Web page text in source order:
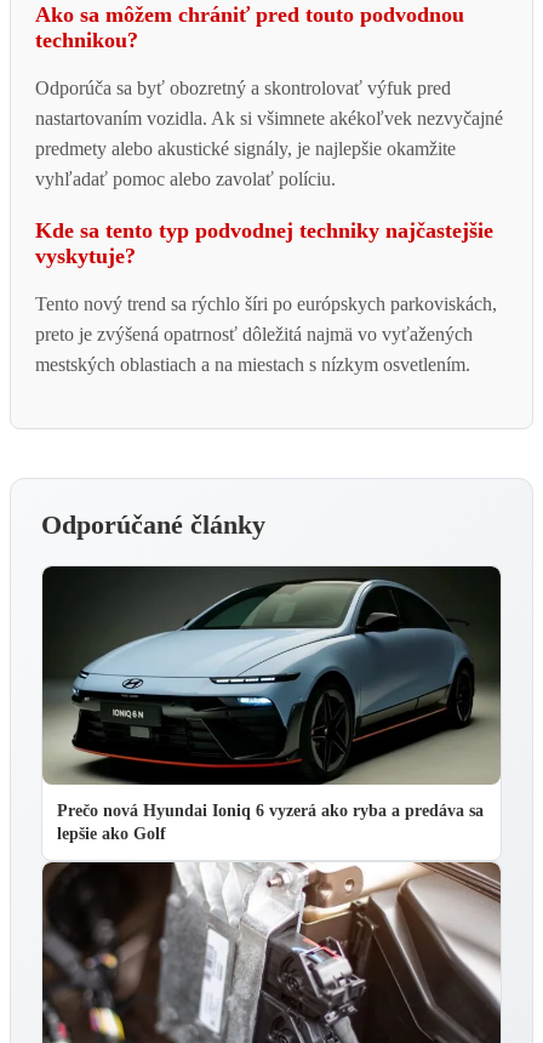
Ako sa môžem chrániť pred touto podvodnou
technikou?
Odporúča sa byť obozretný a skontrolovať výfuk pred
nastartovaním vozidla. Ak si všimnete akékoľvek nezvyčajné
predmety alebo akustické signály, je najlepšie okamžite
vyhľadať pomoc alebo zavolať políciu.
Kde sa tento typ podvodnej techniky najčastejšie
vyskytuje?
Tento nový trend sa rýchlo šíri po európskych parkoviskách,
preto je zvýšená opatrnosť dôležitá najmä vo vyťažených
mestských oblastiach a na miestach s nízkym osvetlením.
Odporúčané články
Prečo nová Hyundai Ioniq 6 vyzerá ako ryba a predáva sa
lepšie ako Golf